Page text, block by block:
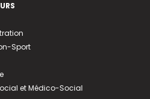
Sport
et Médico-Social